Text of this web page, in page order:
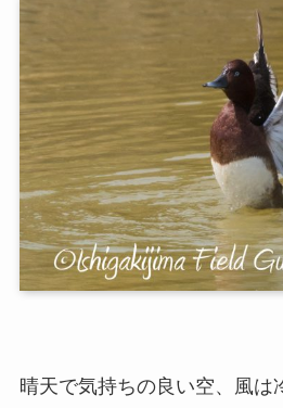
晴天で気持ちの良い空、風は